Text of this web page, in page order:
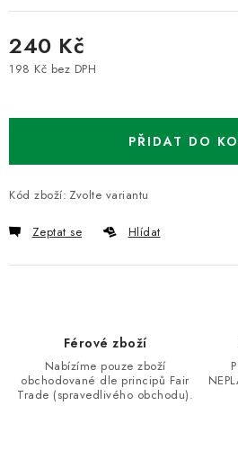
240 Kč
198 Kč bez DPH
PŘIDAT DO
Kód zboží: Zvolte variantu
Zeptat se Hlídat
Férové zboží
Nabízíme pouze zboží
obchodované dle principů Fair
Trade (spravedlivého obchodu).